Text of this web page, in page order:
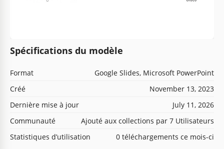
Spécifications du modèle
Format
Google Slides, Microsoft PowerPoint
Créé
November 13, 2023
Dernière mise à jour
July 11, 2026
Communauté
Ajouté aux collections par 7 Utilisateurs
Statistiques d’utilisation
0 téléchargements ce mois-ci